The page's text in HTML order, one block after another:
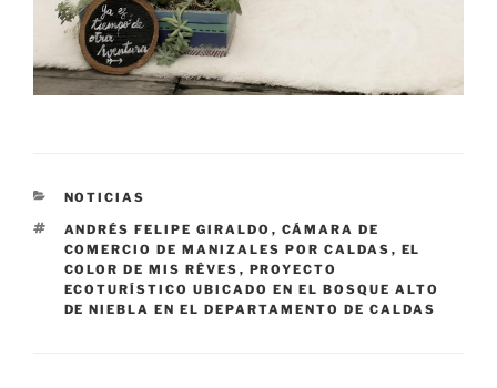
CATEGORÍAS
NOTICIAS
ETIQUETAS
ANDRÉS FELIPE GIRALDO , CÁMARA DE
COMERCIO DE MANIZALES POR CALDAS , EL
COLOR DE MIS RÊVES , PROYECTO
ECOTURÍSTICO UBICADO EN EL BOSQUE ALTO
DE NIEBLA EN EL DEPARTAMENTO DE CALDAS